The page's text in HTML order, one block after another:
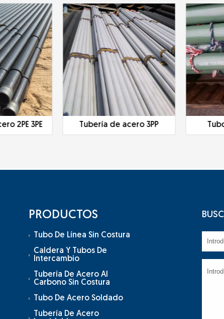
2PE 3PE Tubería de acero 3PP
PRODUCTOS
Tubo De Línea Sin Costura
Caldera Y Tubos De
Intercambio
Tubería De Acero Al
Carbono Sin Costura
Tubo De Acero Soldado
Tubería De Acero